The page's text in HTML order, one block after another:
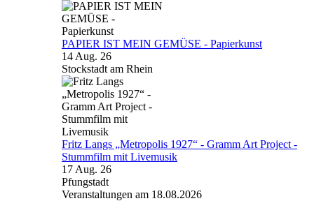
PAPIER IST MEIN GEMÜSE - Papierkunst
14 Aug. 26
Stockstadt am Rhein
Fritz Langs „Metropolis 1927“ - Gramm Art Project -
Stummfilm mit Livemusik
17 Aug. 26
Pfungstadt
Veranstaltungen am 18.08.2026